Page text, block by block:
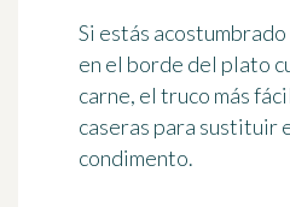
Si estás
en el borde del plato
carne, el truco más
caseras para sustituir
condimento.